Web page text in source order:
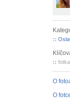
::
::
O
O